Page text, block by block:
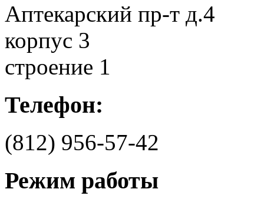
Аптекарский пр-т д.4
корпус 3
строение 1
Телефон:
(812) 956-57-42
Режим работы